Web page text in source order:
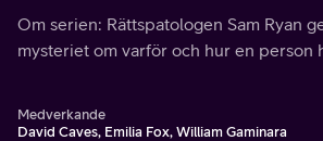
Om serien: Rättspatologen Sam Ryan
mysteriet om varför och hur en person
Medverkande
David Caves, Emilia Fox, William Gaminara